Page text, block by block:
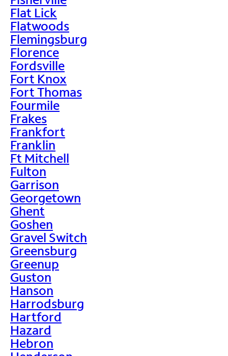
Flat Lick
Flatwoods
Flemingsburg
Florence
Fordsville
Fort Knox
Fort Thomas
Fourmile
Frakes
Frankfort
Franklin
Ft Mitchell
Fulton
Garrison
Georgetown
Ghent
Goshen
Gravel Switch
Greensburg
Greenup
Guston
Hanson
Harrodsburg
Hartford
Hazard
Hebron